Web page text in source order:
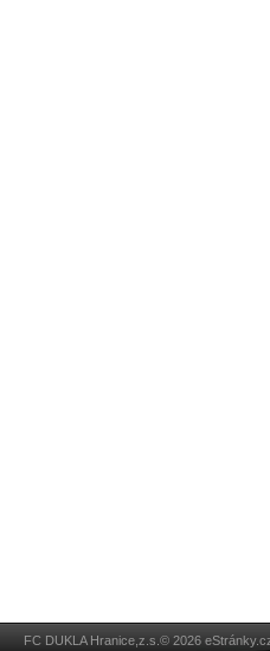
FC DUKLA Hranice,z.s.© 2026